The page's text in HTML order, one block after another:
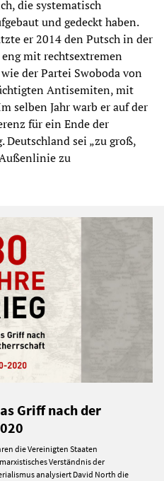
die systematisch
und gedeckt haben.
er 2014 den Putsch in der
mit rechtsextremen
der Partei Swoboda von
Antisemiten, mit
selben Jahr warb er auf der
für ein Ende der
sei „zu groß,
zu
Griff nach der
die Vereinigten Staaten
Verständnis der
analysiert David North die